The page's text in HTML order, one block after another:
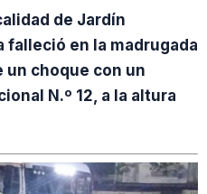
de Jardín
en la madrugada
un choque con un
N.º 12, a la altura